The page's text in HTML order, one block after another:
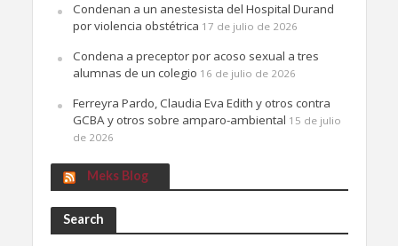
Condenan a un anestesista del Hospital Durand
por violencia obstétrica 17 de julio de 2026
Condena a preceptor por acoso sexual a tres
alumnas de un colegio 16 de julio de 2026
Ferreyra Pardo, Claudia Eva Edith y otros contra
GCBA y otros sobre amparo-ambiental 15 de julio
de 2026
Meks Blog
Search